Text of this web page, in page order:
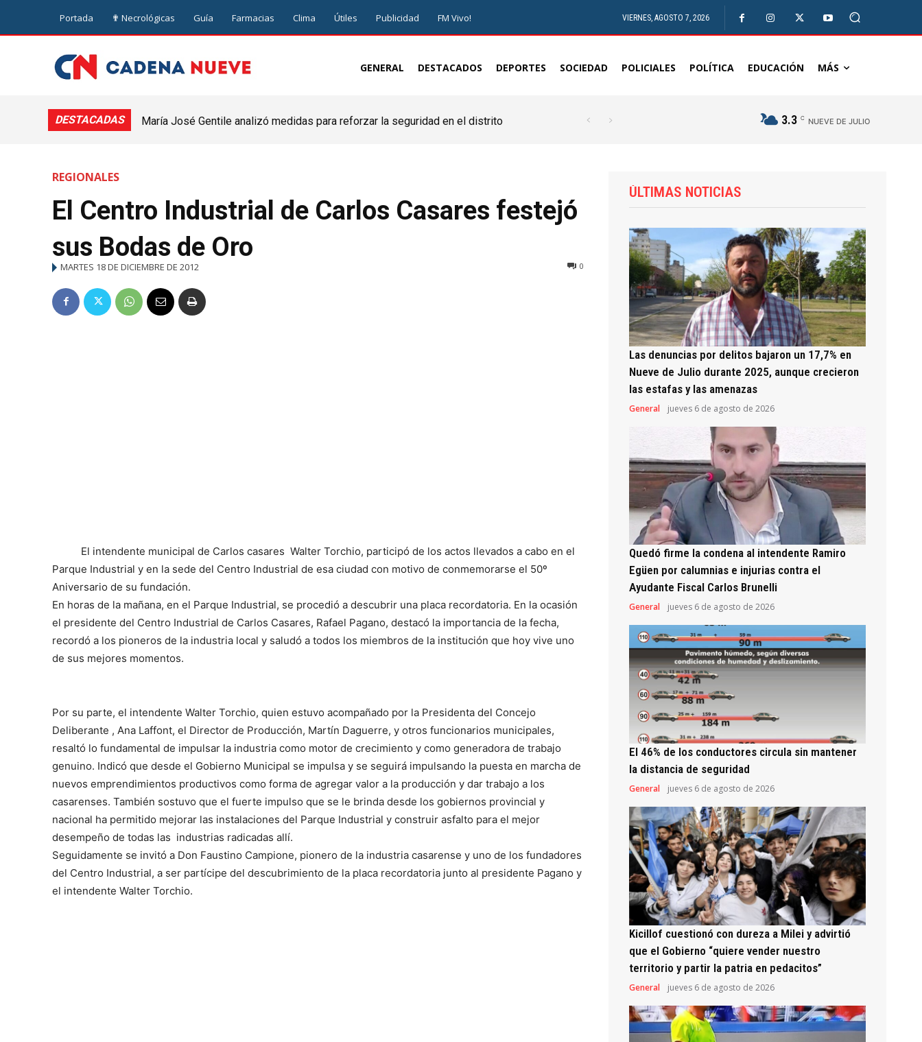
Portada ✟ Necrológicas Guía Farmacias Clima Útiles Publicidad FM Vivo! VIERNES, AGOSTO 7, 2026
GENERAL DESTACADOS DEPORTES SOCIEDAD POLICIALES POLÍTICA EDUCACIÓN MÁS
DESTACADAS
María José Gentile analizó medidas para reforzar la seguridad en el distrito
3.3 C NUEVE DE JULIO
REGIONALES
El Centro Industrial de Carlos Casares festejó
sus Bodas de Oro
MARTES 18 DE DICIEMBRE DE 2012 0
El intendente municipal de Carlos casares Walter Torchio, participó de los actos llevados a cabo en el
Parque Industrial y en la sede del Centro Industrial de esa ciudad con motivo de conmemorarse el 50º
Aniversario de su fundación.
En horas de la mañana, en el Parque Industrial, se procedió a descubrir una placa recordatoria. En la ocasión
el presidente del Centro Industrial de Carlos Casares, Rafael Pagano, destacó la importancia de la fecha,
recordó a los pioneros de la industria local y saludó a todos los miembros de la institución que hoy vive uno
de sus mejores momentos.
Por su parte, el intendente Walter Torchio, quien estuvo acompañado por la Presidenta del Concejo
Deliberante , Ana Laffont, el Director de Producción, Martín Daguerre, y otros funcionarios municipales,
resaltó lo fundamental de impulsar la industria como motor de crecimiento y como generadora de trabajo
genuino. Indicó que desde el Gobierno Municipal se impulsa y se seguirá impulsando la puesta en marcha de
nuevos emprendimientos productivos como forma de agregar valor a la producción y dar trabajo a los
casarenses. También sostuvo que el fuerte impulso que se le brinda desde los gobiernos provincial y
nacional ha permitido mejorar las instalaciones del Parque Industrial y construir asfalto para el mejor
desempeño de todas las industrias radicadas allí.
Seguidamente se invitó a Don Faustino Campione, pionero de la industria casarense y uno de los fundadores
del Centro Industrial, a ser partícipe del descubrimiento de la placa recordatoria junto al presidente Pagano y
el intendente Walter Torchio.
ÚLTIMAS NOTICIAS
Las denuncias por delitos bajaron un 17,7% en
Nueve de Julio durante 2025, aunque crecieron
las estafas y las amenazas
General jueves 6 de agosto de 2026
Quedó firme la condena al intendente Ramiro
Egüen por calumnias e injurias contra el
Ayudante Fiscal Carlos Brunelli
General jueves 6 de agosto de 2026
El 46% de los conductores circula sin mantener
la distancia de seguridad
General jueves 6 de agosto de 2026
Kicillof cuestionó con dureza a Milei y advirtió
que el Gobierno “quiere vender nuestro
territorio y partir la patria en pedacitos”
General jueves 6 de agosto de 2026